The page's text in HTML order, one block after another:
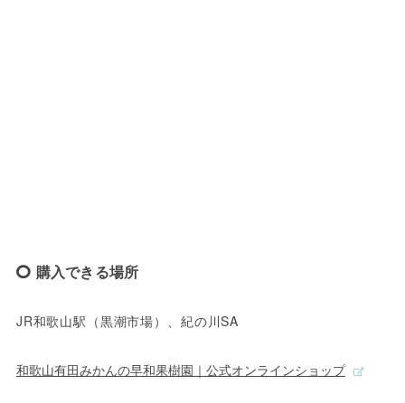
購入できる場所
JR和歌山駅（黒潮市場）、紀の川SA
和歌山有田みかんの早和果樹園｜公式オンラインショップ